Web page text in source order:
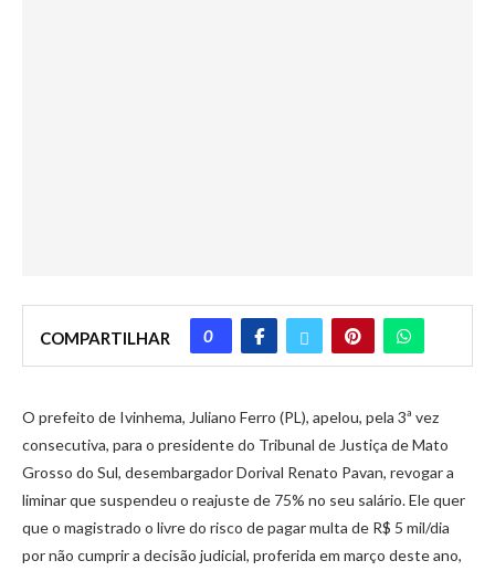
COMPARTILHAR 0
O prefeito de Ivinhema, Juliano Ferro (PL), apelou, pela 3ª vez
consecutiva, para o presidente do Tribunal de Justiça de Mato
Grosso do Sul, desembargador Dorival Renato Pavan, revogar a
liminar que suspendeu o reajuste de 75% no seu salário. Ele quer
que o magistrado o livre do risco de pagar multa de R$ 5 mil/dia
por não cumprir a decisão judicial, proferida em março deste ano,